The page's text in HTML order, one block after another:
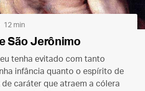
12 min
São Jerônimo
eu tenha evitado com tanto
infância quanto o espírito de
caráter que atraem a cólera